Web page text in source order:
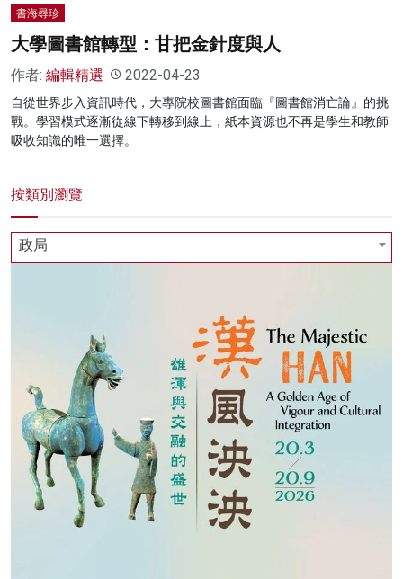
書海尋珍
大學圖書館轉型：甘把金針度與人
作者: 編輯精選 2022-04-23
自從世界步入資訊時代，大專院校圖書館面臨『圖書館消亡論』的挑
戰。學習模式逐漸從線下轉移到線上，紙本資源也不再是學生和教師
吸收知識的唯一選擇。
按類別瀏覽
政局